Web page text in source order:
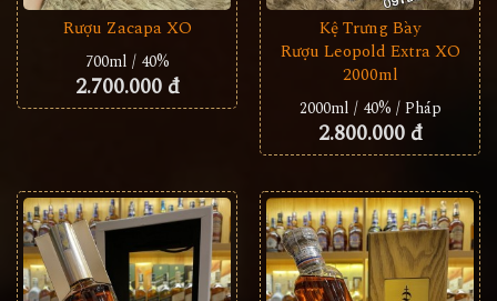
Rượu Zacapa XO
700ml / 40%
2.700.000 đ
Kệ Trưng Bày
Rượu Leopold Extra XO
2000ml
2000ml / 40% / Pháp
2.800.000 đ